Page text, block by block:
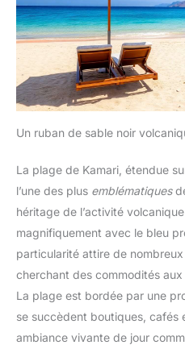
Un ruban de sable noir
La plage de Kamari, étendue
l’une des plus emblématiques
héritage de l’activité
magnifiquement avec le bleu
particularité attire de
cherchant des commodités aux
La plage est bordée par une
se succèdent boutiques, cafés
ambiance vivante de jour